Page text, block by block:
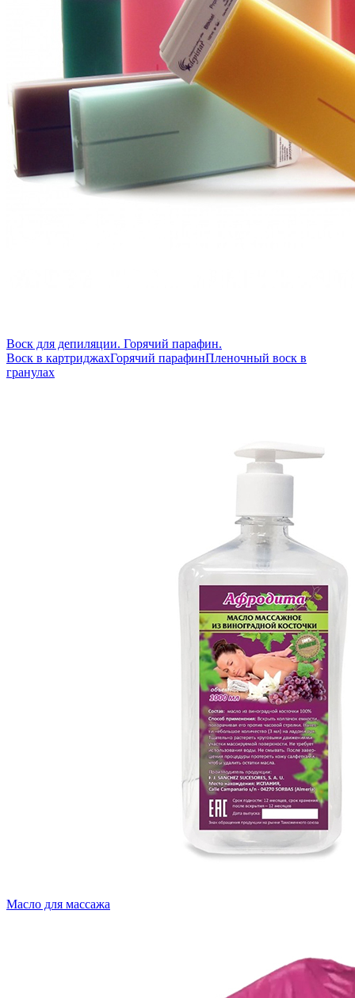
Воск для депиляции. Горячий парафин.
Воск в картриджахГорячий парафинПленочный воск в
гранулах
Масло для массажа